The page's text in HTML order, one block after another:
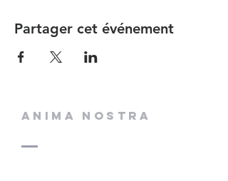
Partager cet événement
ANIMA NOSTRA